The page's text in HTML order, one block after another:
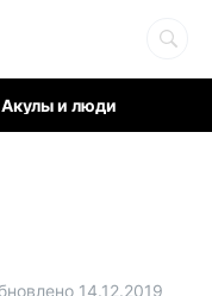
Акулы и люди
14.12.2019